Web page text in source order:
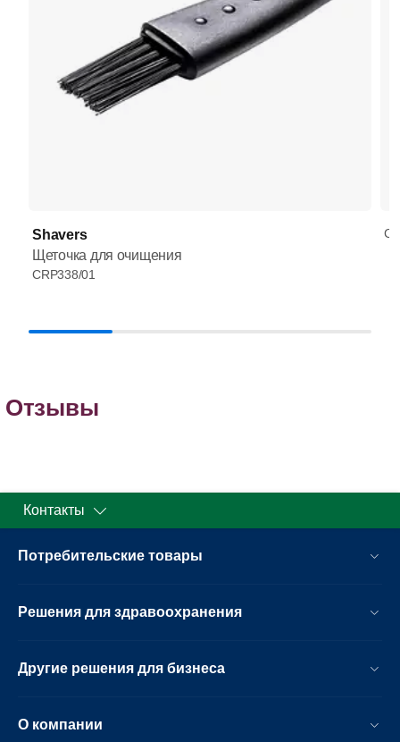
Shavers
Щеточка для очищения
CRP338/01
Отзывы
Контакты
Потребительские товары
Решения для здравоохранения
Другие решения для бизнеса
О компании